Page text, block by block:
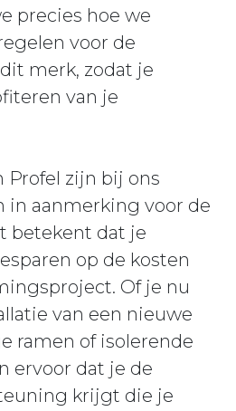
precies hoe we
voor de
merk, zodat je
van je
Profel zijn bij ons
in aanmerking voor de
betekent dat je
op de kosten
Of je nu
van een nieuwe
ramen of isolerende
ervoor dat je de
krijgt die je